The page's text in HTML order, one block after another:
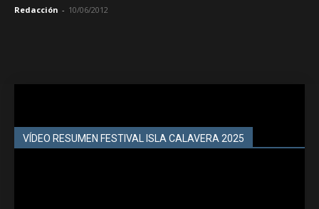
Redacción - 10/06/2012
VÍDEO RESUMEN FESTIVAL ISLA CALAVERA 2025